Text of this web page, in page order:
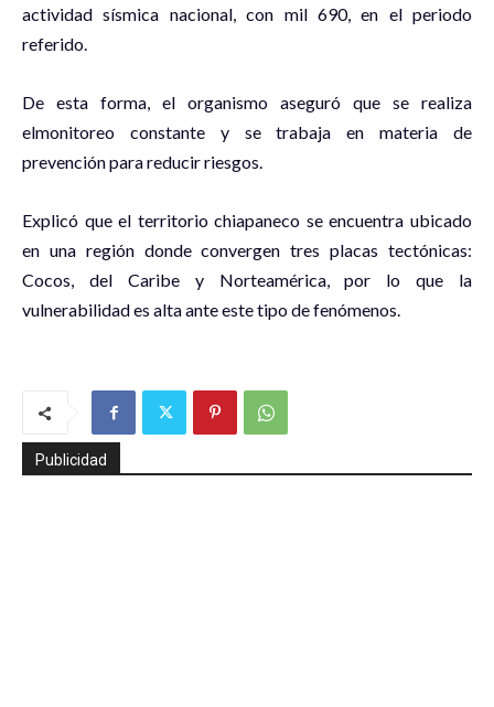
actividad sísmica nacional, con mil 690, en el periodo
referido.
De esta forma, el organismo aseguró que se realiza
elmonitoreo constante y se trabaja en materia de
prevención para reducir riesgos.
Explicó que el territorio chiapaneco se encuentra ubicado
en una región donde convergen tres placas tectónicas:
Cocos, del Caribe y Norteamérica, por lo que la
vulnerabilidad es alta ante este tipo de fenómenos.
Publicidad